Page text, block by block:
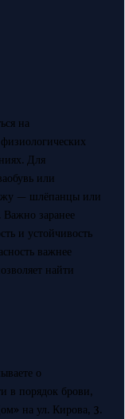
на
Для
или
— шлёпанцы или
заранее
и устойчивость
важнее
найти
о
в порядок брови,
на ул. Кирова, 3.